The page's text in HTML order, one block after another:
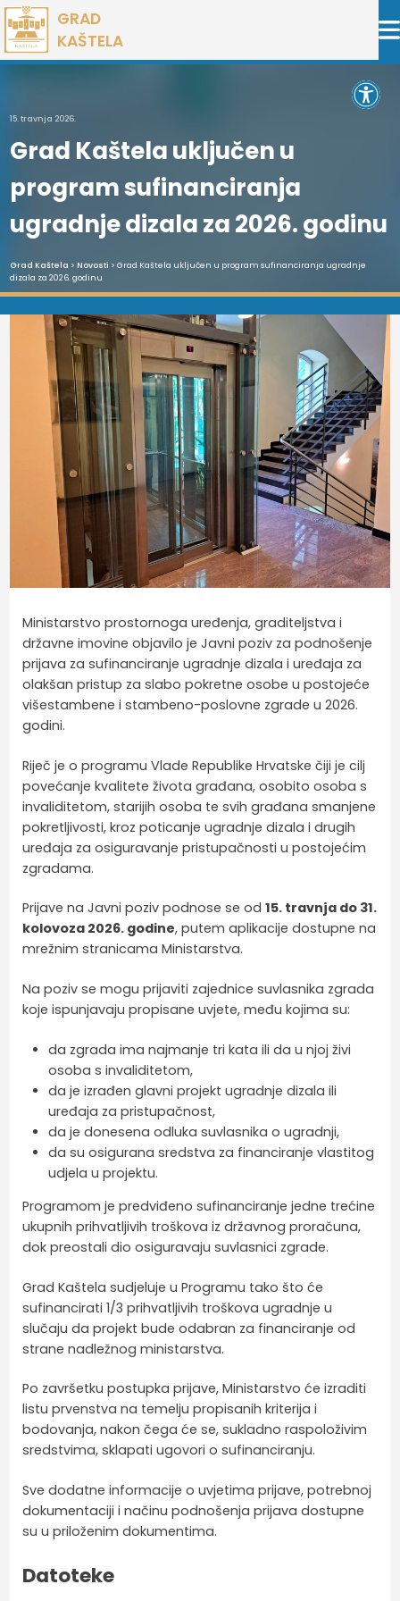
Preskoči
na
sadržaj
GRAD
KAŠTELA
15. travnja 2026.
Grad Kaštela uključen u
program sufinanciranja
ugradnje dizala za 2026. godinu
Grad Kaštela > Novosti > Grad Kaštela uključen u program sufinanciranja ugradnje
dizala za 2026. godinu
Ministarstvo prostornoga uređenja, graditeljstva i
državne imovine objavilo je Javni poziv za podnošenje
prijava za sufinanciranje ugradnje dizala i uređaja za
olakšan pristup za slabo pokretne osobe u postojeće
višestambene i stambeno-poslovne zgrade u 2026.
godini.
Riječ je o programu Vlade Republike Hrvatske čiji je cilj
povećanje kvalitete života građana, osobito osoba s
invaliditetom, starijih osoba te svih građana smanjene
pokretljivosti, kroz poticanje ugradnje dizala i drugih
uređaja za osiguravanje pristupačnosti u postojećim
zgradama.
Prijave na Javni poziv podnose se od15. travnja do 31.
kolovoza 2026. godine, putem aplikacije dostupne na
mrežnim stranicama Ministarstva.
Na poziv se mogu prijaviti zajednice suvlasnika zgrada
koje ispunjavaju propisane uvjete, među kojima su:
da zgrada ima najmanje tri kata ili da u njoj živi
osoba s invaliditetom,
da je izrađen glavni projekt ugradnje dizala ili
uređaja za pristupačnost,
da je donesena odluka suvlasnika o ugradnji,
da su osigurana sredstva za financiranje vlastitog
udjela u projektu.
Programom je predviđeno sufinanciranje jedne trećine
ukupnih prihvatljivih troškova iz državnog proračuna,
dok preostali dio osiguravaju suvlasnici zgrade.
Grad Kaštela sudjeluje u Programu tako što će
sufinancirati 1/3 prihvatljivih troškova ugradnje u
slučaju da projekt bude odabran za financiranje od
strane nadležnog ministarstva.
Po završetku postupka prijave, Ministarstvo će izraditi
listu prvenstva na temelju propisanih kriterija i
bodovanja, nakon čega će se, sukladno raspoloživim
sredstvima, sklapati ugovori o sufinanciranju.
Sve dodatne informacije o uvjetima prijave, potrebnoj
dokumentaciji i načinu podnošenja prijava dostupne
su u priloženim dokumentima.
Datoteke